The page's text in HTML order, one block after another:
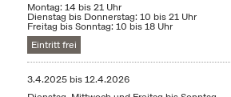
Montag: 14 bis 21 Uhr
Dienstag bis Donnerstag: 10 bis 21 Uhr
Freitag bis Sonntag: 10 bis 18 Uhr
Eintritt frei
3.4.2025 bis12.4.2026